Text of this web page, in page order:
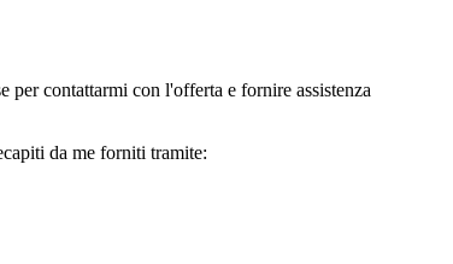
contattarmi con l'offerta e fornire assistenza
da me forniti tramite: